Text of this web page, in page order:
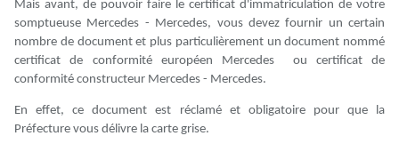
Mais avant, de pouvoir faire le certificat d'immatriculation de votre
somptueuse Mercedes - Mercedes, vous devez fournir un certain
nombre de document et plus particulièrement un document nommé
certificat de conformité européen Mercedes ou certificat de
conformité constructeur Mercedes - Mercedes.
En effet, ce document est réclamé et obligatoire pour que la
Préfecture vous délivre la carte grise.